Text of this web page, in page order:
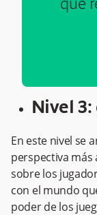
que
Nivel
En este nivel se
perspectiva más
sobre los
con el mundo
poder de los